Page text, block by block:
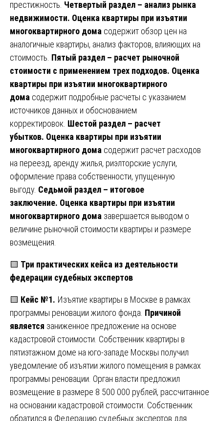
престижность. Четвертый раздел – анализ рынка
недвижимости. Оценка квартиры при изъятии
многоквартирного дома содержит обзор цен на
аналогичные квартиры, анализ факторов, влияющих на
стоимость. Пятый раздел – расчет рыночной
стоимости с применением трех подходов. Оценка
квартиры при изъятии многоквартирного
дома содержит подробные расчеты с указанием
источников данных и обоснованием
корректировок. Шестой раздел – расчет
убытков. Оценка квартиры при изъятии
многоквартирного дома содержит расчет расходов
на переезд, аренду жилья, риэлторские услуги,
оформление права собственности, упущенную
выгоду. Седьмой раздел – итоговое
заключение. Оценка квартиры при изъятии
многоквартирного дома завершается выводом о
величине рыночной стоимости квартиры и размере
возмещения.
🟨 Три практических кейса из деятельности
федерации судебных экспертов
🟨 Кейс №1. Изъятие квартиры в Москве в рамках
программы реновации жилого фонда. Причиной
является заниженное предложение на основе
кадастровой стоимости. Собственник квартиры в
пятиэтажном доме на юго-западе Москвы получил
уведомление об изъятии жилого помещения в рамках
программы реновации. Орган власти предложил
возмещение в размере 8 500 000 рублей, рассчитанное
на основании кадастровой стоимости. Собственник
обратился в Федерацию судебных экспертов для